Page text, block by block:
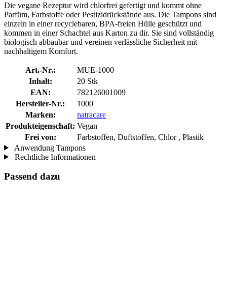
Die vegane Rezeptur wird chlorfrei gefertigt und kommt ohne
Parfüm, Farbstoffe oder Pestizidrückstände aus. Die Tampons sind
einzeln in einer recyclebaren, BPA-freien Hülle geschützt und
kommen in einer Schachtel aus Karton zu dir. Sie sind vollständig
biologisch abbaubar und vereinen verlässliche Sicherheit mit
nachhaltigem Komfort.
Art.-Nr.:
MUE-1000
Inhalt:
20 Stk
EAN:
782126001009
Hersteller-Nr.:
1000
Marken:
natracare
Produkteigenschaft: Vegan
Frei von:
Farbstoffen, Duftstoffen, Chlor , Plastik
Anwendung Tampons
Rechtliche Informationen
Passend dazu